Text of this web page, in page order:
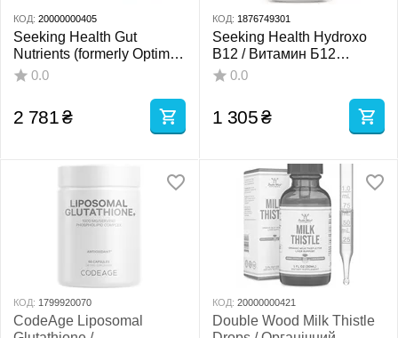
КОД: 20000000405
Seeking Health Gut
Nutrients (formerly Optimal
GI) / Поживні речовини
0.0
2 781₴
КОД: 1876749301
Seeking Health Hydroxo
B12 / Витамин Б12
Гидроксикобаламин 60
0.0
1 305₴
КОД: 1799920070
CodeAge Liposomal
КОД: 20000000421
Double Wood Milk Thistle